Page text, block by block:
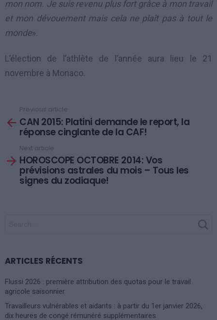
mon nom. Je suis revenu plus fort grâce à mon travail
et mon dévouement mais cela ne plaît pas à tout le
monde».
L’élection de l’athlète de l’année aura lieu le 21
novembre à Monaco.
more
Previous article
CAN 2015: Platini demande le report, la
réponse cinglante de la CAF!
Next article
HOROSCOPE OCTOBRE 2014: Vos
prévisions astrales du mois – Tous les
signes du zodiaque!
ARTICLES RÉCENTS
Flussi 2026 : première attribution des quotas pour le travail
agricole saisonnier
Travailleurs vulnérables et aidants : à partir du 1er janvier 2026,
dix heures de congé rémunéré supplémentaires